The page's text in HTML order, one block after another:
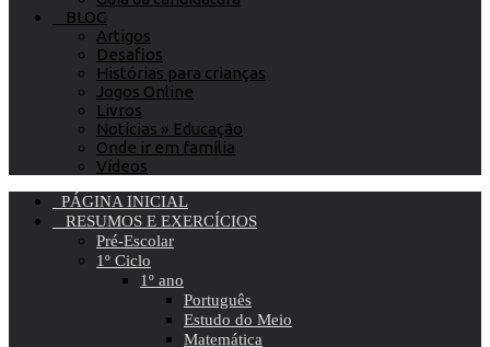
BLOG
Artigos
Desafios
Histórias para crianças
Jogos Online
Livros
Notícias » Educação
Onde ir em família
Vídeos
PÁGINA INICIAL
RESUMOS E EXERCÍCIOS
Pré-Escolar
1º Ciclo
1º ano
Português
Estudo do Meio
Matemática